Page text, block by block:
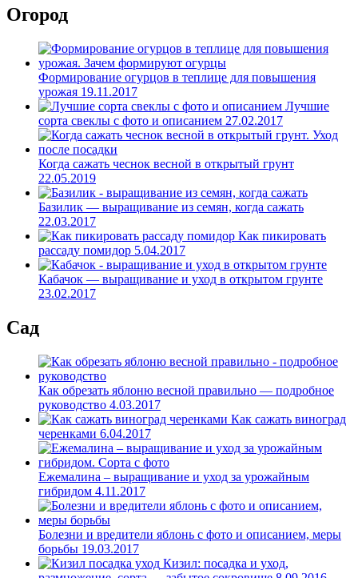
Огород
Формирование огурцов в теплице для повышения
урожая 19.11.2017
Лучшие
сорта свеклы с фото и описанием 27.02.2017
Когда сажать чеснок весной в открытый грунт
22.05.2019
Базилик — выращивание из семян, когда сажать
22.03.2017
Как пикировать
рассаду помидор 5.04.2017
Кабачок — выращивание и уход в открытом грунте
23.02.2017
Сад
Как обрезать яблоню весной правильно — подробное
руководство 4.03.2017
Как сажать виноград
черенками 6.04.2017
Ежемалина – выращивание и уход за урожайным
гибридом 4.11.2017
Болезни и вредители яблонь с фото и описанием, меры
борьбы 19.03.2017
Кизил: посадка и уход,